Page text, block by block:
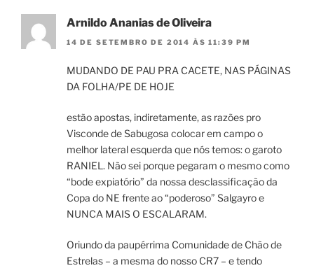
Arnildo Ananias de Oliveira
14 DE SETEMBRO DE 2014 ÀS 11:39 PM
MUDANDO DE PAU PRA CACETE, NAS PÁGINAS
DA FOLHA/PE DE HOJE
estão apostas, indiretamente, as razões pro
Visconde de Sabugosa colocar em campo o
melhor lateral esquerda que nós temos: o garoto
RANIEL. Não sei porque pegaram o mesmo como
“bode expiatório” da nossa desclassificação da
Copa do NE frente ao “poderoso” Salgayro e
NUNCA MAIS O ESCALARAM.
Oriundo da paupérrima Comunidade de Chão de
Estrelas – a mesma do nosso CR7 – e tendo